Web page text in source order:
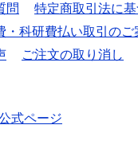
問
特定商取引法に
・科研費払い取引のご
ご注文の取り消し
式ページ